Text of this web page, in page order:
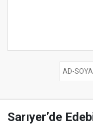
Sarıyer’de